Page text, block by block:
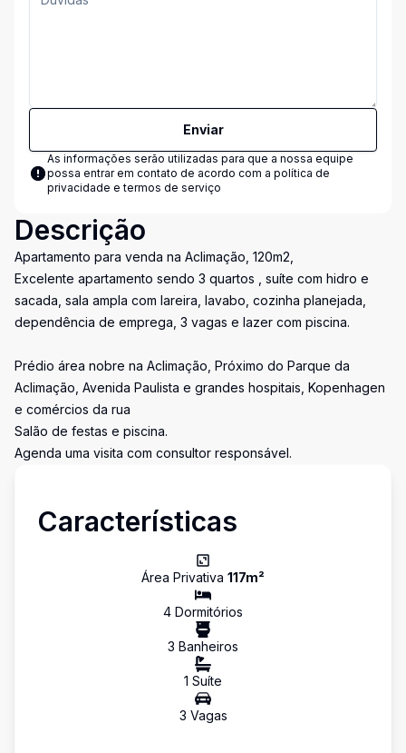
Enviar
As informações serão utilizadas para que a nossa equipe
possa entrar em contato de acordo com a política de
privacidade e termos de serviço
Descrição
Apartamento para venda na Aclimação, 120m2,
Excelente apartamento sendo 3 quartos , suíte com hidro e
sacada, sala ampla com lareira, lavabo, cozinha planejada,
dependência de emprega, 3 vagas e lazer com piscina.
Prédio área nobre na Aclimação, Próximo do Parque da
Aclimação, Avenida Paulista e grandes hospitais, Kopenhagen
e comércios da rua
Salão de festas e piscina.
Agenda uma visita com consultor responsável.
Características
Área Privativa 117m²
4 Dormitórios
3 Banheiros
1 Suíte
3 Vagas